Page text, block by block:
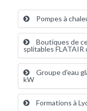
Pompes à
Boutiques de
splitables FLATAIR
Groupe d'eau
kW
Formations à